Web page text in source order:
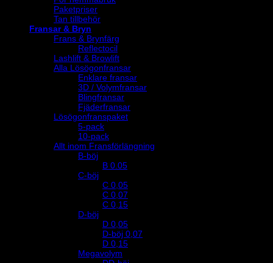
Paketpriser
Tan tillbehör
Fransar & Bryn
Frans & Brynfärg
Reflectocil
Lashlift & Browlift
Alla Lösögonfransar
Enklare fransar
3D / Volymfransar
Blingfransar
Fjäderfransar
Lösögonfranspaket
5-pack
10-pack
Allt inom Fransförlängning
B-böj
B 0.05
C-böj
C 0,05
C 0,07
C 0,15
D-böj
D 0,05
D-böj 0,07
D 0,15
Megavolym